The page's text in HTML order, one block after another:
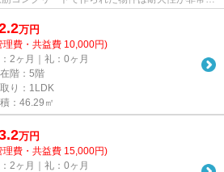
万円
理費・共益費 10,000円)
2ヶ月｜礼：0ヶ月
階：5階
り：1LDK
：46.29㎡
万円
理費・共益費 15,000円)
2ヶ月｜礼：0ヶ月